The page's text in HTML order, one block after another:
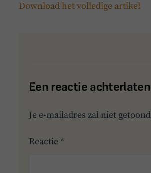
Download het volledige artikel
Een reactie achterlaten
Je e-mailadres zal niet
Reactie*